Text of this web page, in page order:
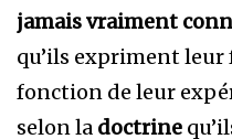
jamais vraiment
qu’ils expriment leur
fonction de leur
selon la doctrine